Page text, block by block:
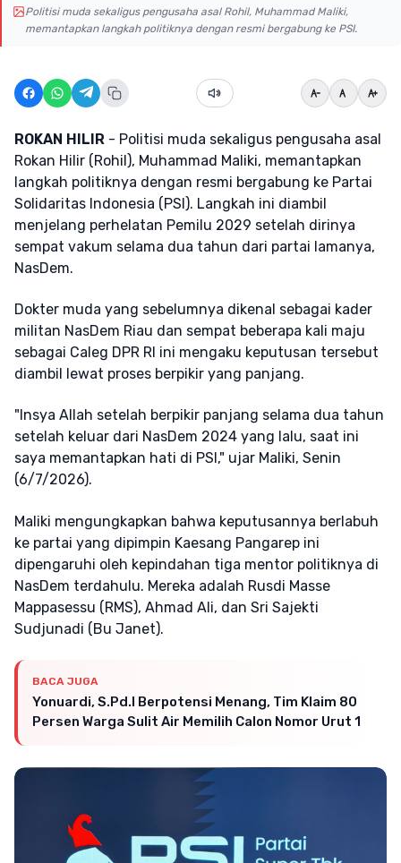
Politisi muda sekaligus pengusaha asal Rohil, Muhammad Maliki,
memantapkan langkah politiknya dengan resmi bergabung ke PSI.
ROKAN HILIR - Politisi muda sekaligus pengusaha asal
Rokan Hilir (Rohil), Muhammad Maliki, memantapkan
langkah politiknya dengan resmi bergabung ke Partai
Solidaritas Indonesia (PSI). Langkah ini diambil
menjelang perhelatan Pemilu 2029 setelah dirinya
sempat vakum selama dua tahun dari partai lamanya,
NasDem.
Dokter muda yang sebelumnya dikenal sebagai kader
militan NasDem Riau dan sempat beberapa kali maju
sebagai Caleg DPR RI ini mengaku keputusan tersebut
diambil lewat proses berpikir yang panjang.
"Insya Allah setelah berpikir panjang selama dua tahun
setelah keluar dari NasDem 2024 yang lalu, saat ini
saya memantapkan hati di PSI," ujar Maliki, Senin
(6/7/2026).
Maliki mengungkapkan bahwa keputusannya berlabuh
ke partai yang dipimpin Kaesang Pangarep ini
dipengaruhi oleh kepindahan tiga mentor politiknya di
NasDem terdahulu. Mereka adalah Rusdi Masse
Mappasessu (RMS), Ahmad Ali, dan Sri Sajekti
Sudjunadi (Bu Janet).
BACA JUGA
Yonuardi, S.Pd.I Berpotensi Menang, Tim Klaim 80
Persen Warga Sulit Air Memilih Calon Nomor Urut 1